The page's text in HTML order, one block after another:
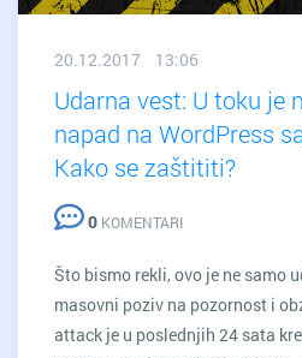
20.12.2017 13:06
Udarna vest: U toku je
napad na WordPress
Kako se zaštititi?
0 KOMENTARI
Što bismo rekli, ovo je ne samo
masovni poziv na pozornost i
attack je u poslednjih 24 sata